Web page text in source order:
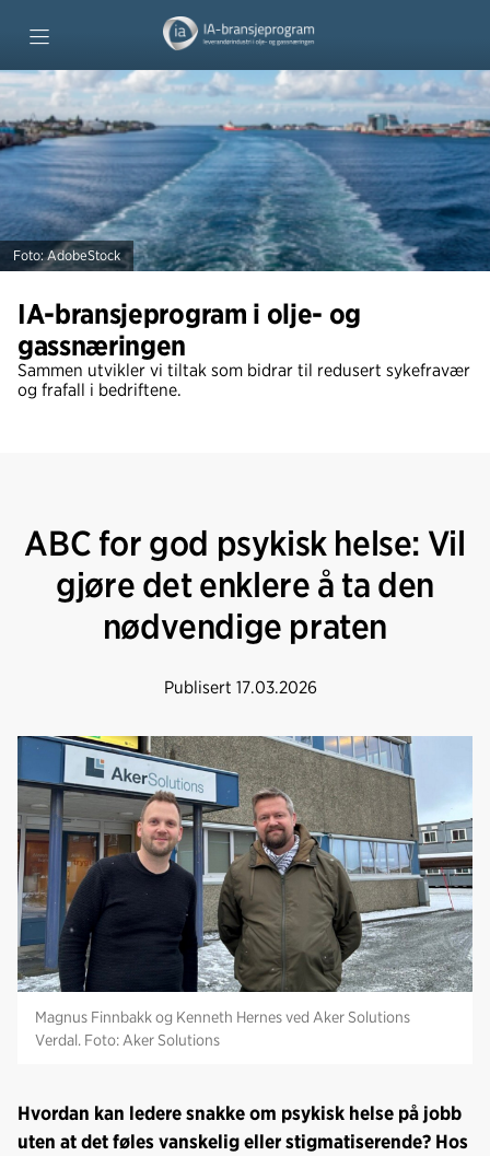
Foto: AdobeStock
IA-bransjeprogram i olje- og
gassnæringen
Sammen utvikler vi tiltak som bidrar til redusert sykefravær
og frafall i bedriftene.
Forside
Fagsjefenes tips
Prosjekter
ABC for god psykisk helse: Vil
gjøre det enklere å ta den
nødvendige praten
Publisert 17.03.2026
Magnus Finnbakk og Kenneth Hernes ved Aker Solutions
Verdal. Foto: Aker Solutions
Hvordan kan ledere snakke om psykisk helse på jobb
uten at det føles vanskelig eller stigmatiserende? Hos